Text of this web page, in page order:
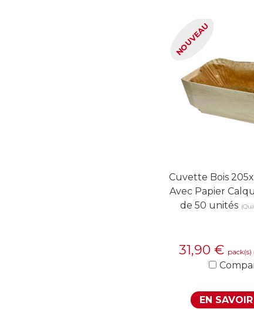
NOUVEAU
Cuvette Bois
Avec Papier
de 50 unités
31,90 € pack(s)
EN